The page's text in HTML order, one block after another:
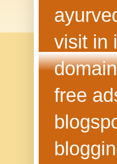
visit in
free